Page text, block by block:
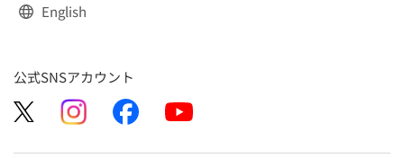
English
公式SNSアカウント